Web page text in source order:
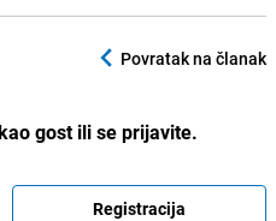
Povratak na članak
gost ili se prijavite.
Registracija